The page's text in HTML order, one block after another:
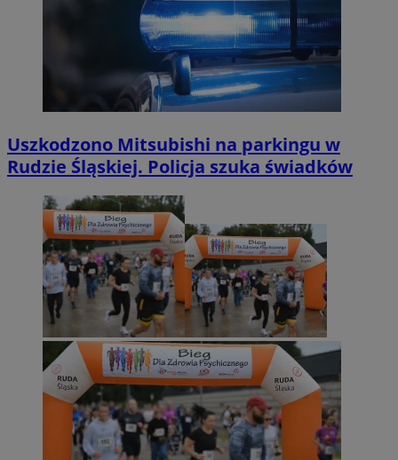
Uszkodzono Mitsubishi na parkingu w
Rudzie Śląskiej. Policja szuka świadków